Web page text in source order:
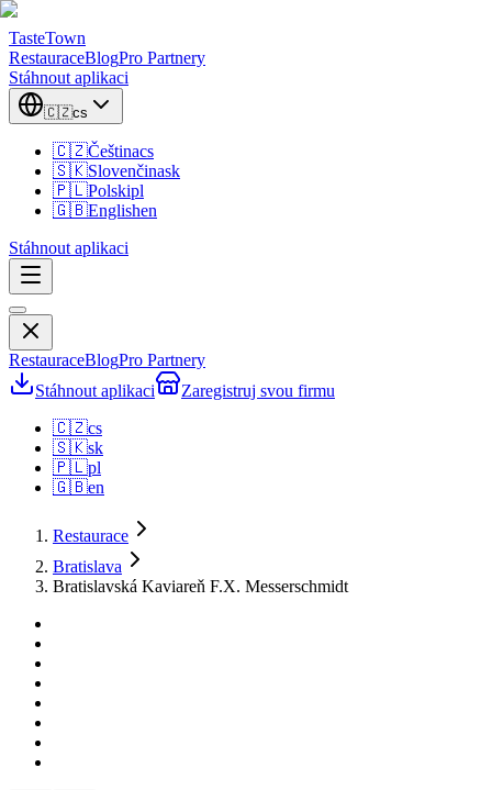
TasteTown
RestauraceBlogPro Partnery
Stáhnout aplikaci
🇨🇿cs
🇨🇿Češtinacs
🇸🇰Slovenčinask
🇵🇱Polskipl
🇬🇧Englishen
Stáhnout aplikaci
RestauraceBlogPro Partnery
Stáhnout aplikaci
Zaregistruj svou firmu
🇨🇿cs
🇸🇰sk
🇵🇱pl
🇬🇧en
Restaurace
Bratislava
Bratislavská Kaviareň F.X. Messerschmidt